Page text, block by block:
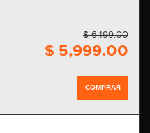
$ 6,199.00
$ 5,999.00
COMPRAR